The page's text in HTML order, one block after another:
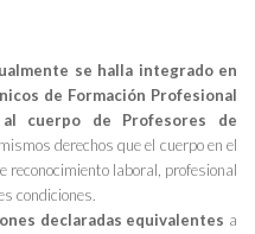
se halla integrado en
de Formación Profesional
cuerpo de Profesores de
derechos que el cuerpo en el
reconocimiento laboral, profesional
condiciones.
declaradas equivalentes a